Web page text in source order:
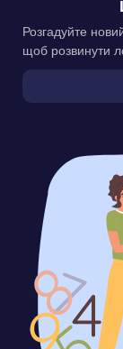
Розгадуйте
щоб розвинути